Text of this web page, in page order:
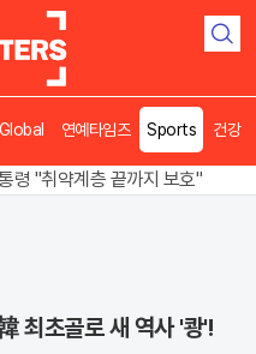
검
Global 연예타임즈 Sports 건강
, 폭염 특수에 매출 껑충
부, 공급 중심 기조 확정
령 "취약계층 끝까지 보호"
최초골로 새 역사 '쾅'!